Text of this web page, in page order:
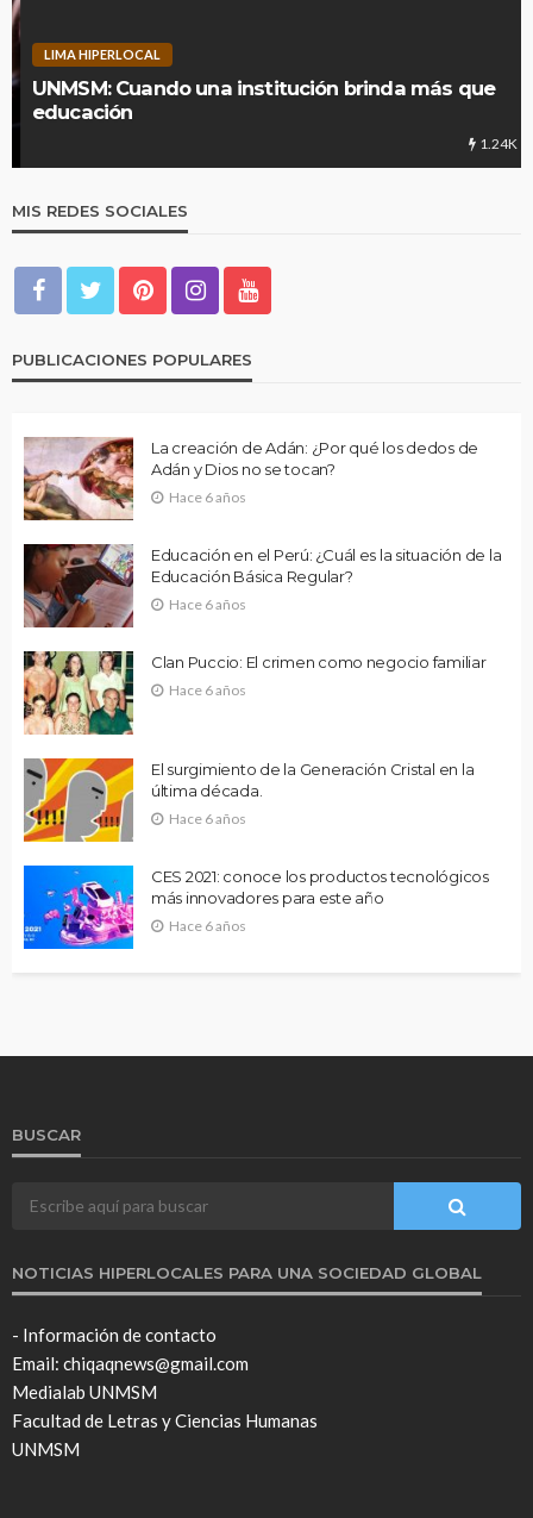
LIMA HIPERLOCAL
UNMSM: Cuando una institución brinda más que
educación
1.24K
MIS REDES SOCIALES
PUBLICACIONES POPULARES
La creación de Adán: ¿Por qué los dedos de
Adán y Dios no se tocan?
Hace 6 años
Educación en el Perú: ¿Cuál es la situación de la
Educación Básica Regular?
Hace 6 años
Clan Puccio: El crimen como negocio familiar
Hace 6 años
El surgimiento de la Generación Cristal en la
última década.
Hace 6 años
CES 2021: conoce los productos tecnológicos
más innovadores para este año
Hace 6 años
BUSCAR
NOTICIAS HIPERLOCALES PARA UNA SOCIEDAD GLOBAL
- Información de contacto
Email: chiqaqnews@gmail.com
Medialab UNMSM
Facultad de Letras y Ciencias Humanas
UNMSM